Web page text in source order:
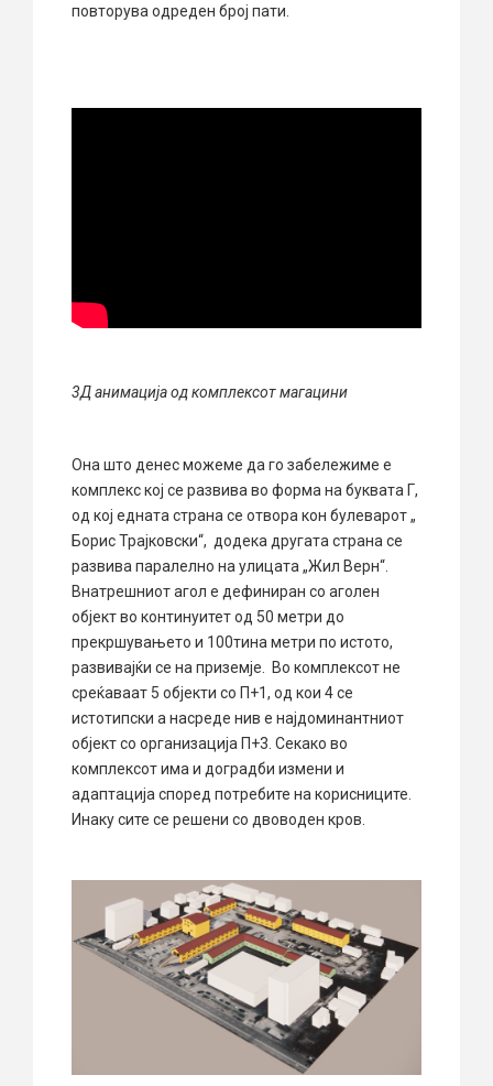
повторува одреден број пати.
3Д анимација од комплексот магацини
Она што денес можеме да го забележиме е
комплекс кој се развива во форма на буквата Г,
од кој едната страна се отвора кон булеварот „
Борис Трајковски“, додека другата страна се
развива паралелно на улицата „Жил Верн“.
Внатрешниот агол е дефиниран со аголен
објект во континуитет од 50 метри до
прекршувањето и 100тина метри по истото,
развивајќи се на приземје. Во комплексот не
среќаваат 5 објекти со П+1, од кои 4 се
истотипски а насреде нив е најдоминантниот
објект со организација П+3. Секако во
комплексот има и доградби измени и
адаптација според потребите на корисниците.
Инаку сите се решени со двоводен кров.